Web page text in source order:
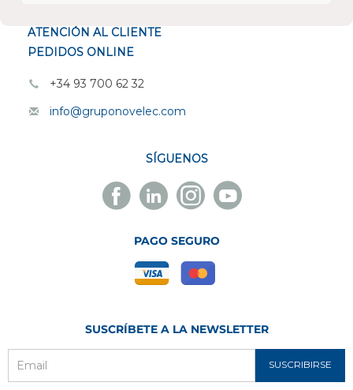
ATENCIÓN AL CLIENTE
PEDIDOS ONLINE
+34 93 700 62 32
info@gruponovelec.com
SÍGUENOS
Facebook
Novelec
Linkedin
Novelec
Instagram
Novelec
Youtube
Novelec
PAGO SEGURO
SUSCRÍBETE A LA NEWSLETTER
SUSCRIBIRSE